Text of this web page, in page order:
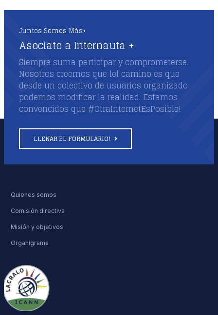
Juntos Somos Más+
Asociate a Internauta +
Siempre suma participar y comprometerse.
Nosotros creemos que lel camino es que
desde un colectivo de usuarios organizado
podemos modificar la realidad. Estamos
convencidos que #OtraInternetEsPosible!
LLENAR EL FORMULARIO!
Quienes somos
Comisión directiva
Misión y objetivos
Organigrama